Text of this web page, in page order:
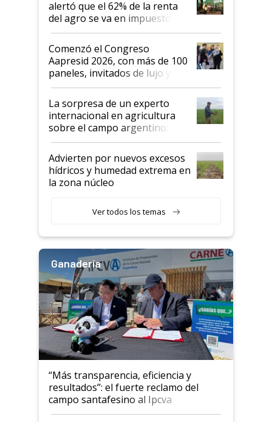
alertó que el 62% de la renta
del agro se va en impuestos:
"No es bueno que en
Argentina se sigan discutiendo
las mismas cosas de hace 50
años"
Comenzó el Congreso
Aapresid 2026, con más de 100
paneles, invitados de lujo y
todas las tendencias
La sorpresa de un experto
internacional en agricultura
sobre el campo argentino:
"Estoy muy impresionado"
Advierten por nuevos excesos
hídricos y humedad extrema en
la zona núcleo
Ver todos los temas
Ganadería
“Más transparencia, eficiencia y
resultados”: el fuerte reclamo del
campo santafesino al Ipcva